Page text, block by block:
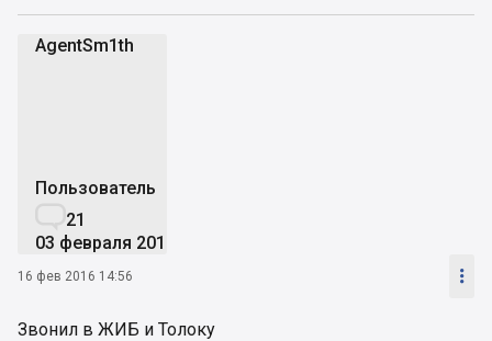
AgentSm1th
Пользователь
21
03 февраля 2016
16 фев 2016 14:56 
Звонил в ЖИБ и Толоку